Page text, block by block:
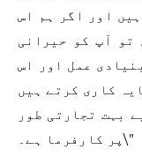
اور اگر ہم اس
تو آپ کو حیرانی
عمل اور اس
کاری کرتے ہیں
بہت تجارتی طور
پر کارفرما ہے۔\”